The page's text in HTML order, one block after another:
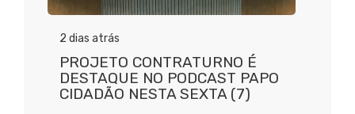
2 dias atrás
PROJETO CONTRATURNO É
DESTAQUE NO PODCAST PAPO
CIDADÃO NESTA SEXTA (7)